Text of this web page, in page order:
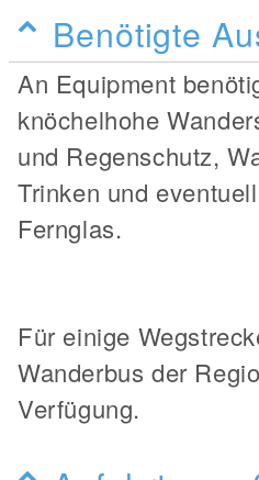
Benötigte
An Equipment
knöchelhohe
und Regenschutz,
Trinken und
Fernglas.
Für einige
Wanderbus der
Verfügung.